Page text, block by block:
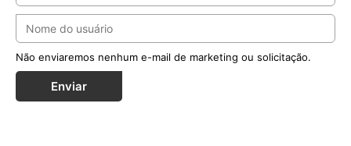
Não enviaremos nenhum e-mail de marketing ou solicitação.
Enviar